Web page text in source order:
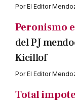
PorEl Editor
Peronismo
del PJ
Kicillof
PorEl Editor
Total